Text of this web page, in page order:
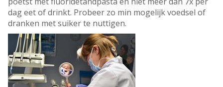
dag eet of drinkt. Probeer zo min mogelijk voedsel of
dranken met suiker te nuttigen.